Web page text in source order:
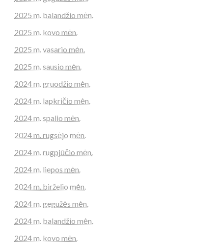
2025 m. balandžio mėn.
2025 m. kovo mėn.
2025 m. vasario mėn.
2025 m. sausio mėn.
2024 m. gruodžio mėn.
2024 m. lapkričio mėn.
2024 m. spalio mėn.
2024 m. rugsėjo mėn.
2024 m. rugpjūčio mėn.
2024 m. liepos mėn.
2024 m. birželio mėn.
2024 m. gegužės mėn.
2024 m. balandžio mėn.
2024 m. kovo mėn.